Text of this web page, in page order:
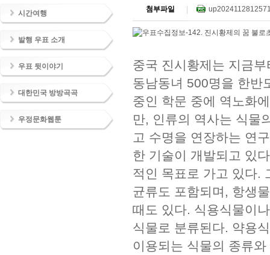
시간여행
발행 우표 소개
우표 뒷이야기
대한민국 방방곡곡
우정문화웹툰
첨부파일
중국 진시황제는 지금
동남동녀 500명을 한반
중인 학문 중에 역노화
만, 인류의 역사는 식물
고 수명을 연장하는 연
한 기술이 개발되고 있
적인 목표로 가고 있다.
균류도 포함되며, 항생
때도 있다. 식용식물이
식물로 분류된다. 약용
이용되는 식물의 종류